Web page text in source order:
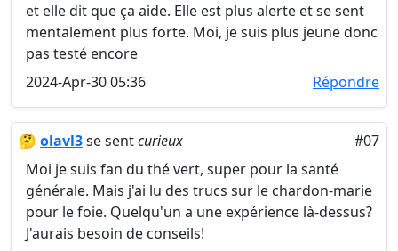
et elle dit que ça aide. Elle est plus alerte et se sent
mentalement plus forte. Moi, je suis plus jeune donc
pas testé encore
2024-Apr-30 05:36
Répondre
🤔 olavl3se sentcurieux
#07
Moi je suis fan du thé vert, super pour la santé
générale. Mais j'ai lu des trucs sur le chardon-marie
pour le foie. Quelqu'un a une expérience là-dessus?
J'aurais besoin de conseils!